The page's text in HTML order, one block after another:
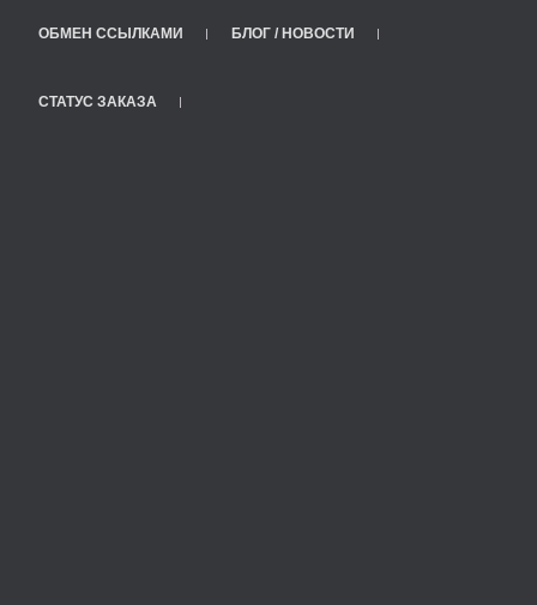
ОБМЕН ССЫЛКАМИ БЛОГ / НОВОСТИ
СТАТУС ЗАКАЗА